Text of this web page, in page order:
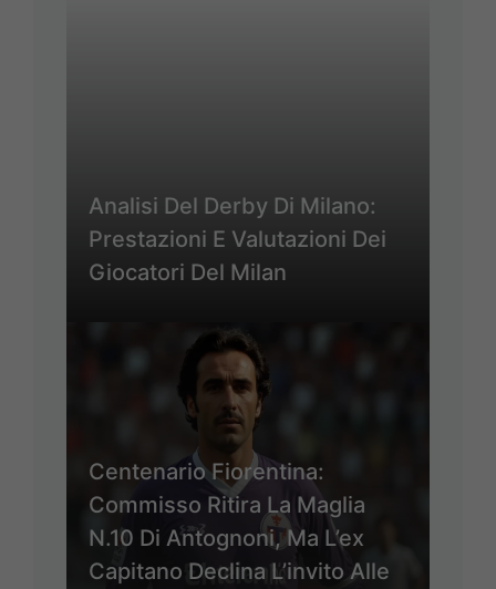
Analisi Del Derby Di Milano:
Prestazioni E Valutazioni Dei
Giocatori Del Milan
Centenario Fiorentina:
Commisso Ritira La Maglia
N.10 Di Antognoni, Ma L’ex
Capitano Declina L’invito Alle